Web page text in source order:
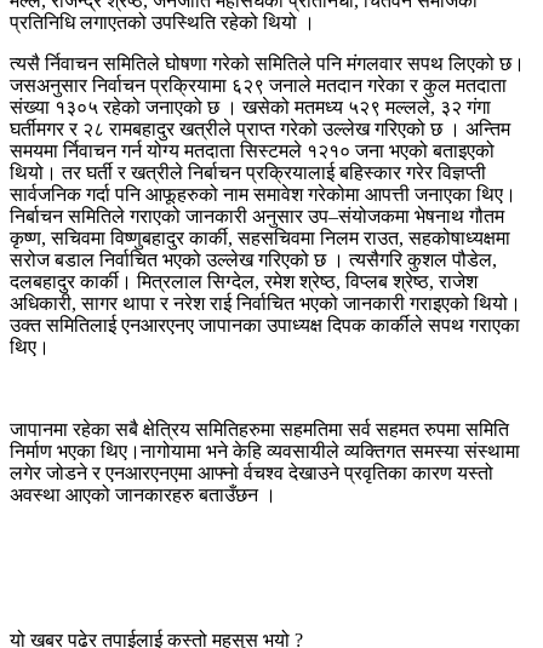
प्रतिनिधि लगाएतको उपस्थिति रहेको थियो ।
त्यसै र्निवाचन समितिले घोषणा गरेको समितिले पनि मंगलवार सपथ लिएको छ।
जसअनुसार निर्वाचन प्रक्रियामा ६२९ जनाले मतदान गरेका र कुल मतदाता
संख्या १३०५ रहेको जनाएको छ । खसेको मतमध्य ५२९ मल्लले, ३२ गंगा
घर्तीमगर र २८ रामबहादुर खत्रीले प्राप्त गरेको उल्लेख गरिएको छ । अन्तिम
समयमा र्निवाचन गर्न योग्य मतदाता सिस्टमले १२१० जना भएको बताइएको
थियो। तर घर्ती र खत्रीले निर्बाचन प्रक्रियालाई बहिस्कार गरेर विज्ञप्ती
सार्वजनिक गर्दा पनि आफूहरुको नाम समावेश गरेकोमा आपत्ती जनाएका थिए।
निर्बाचन समितिले गराएको जानकारी अनुसार उप–संयोजकमा भेषनाथ गौतम
कृष्ण, सचिवमा विष्णुबहादुर कार्की, सहसचिवमा निलम राउत, सहकोषाध्यक्षमा
सरोज बडाल निर्वाचित भएको उल्लेख गरिएको छ । त्यसैगरि कुशल पौडेल,
दलबहादुर कार्की। मित्रलाल सिग्देल, रमेश श्रेष्ठ, विप्लब श्रेष्ठ, राजेश
अधिकारी, सागर थापा र नरेश राई निर्वाचित भएको जानकारी गराइएको थियो।
उक्त समितिलाई एनआरएनए जापानका उपाध्यक्ष दिपक कार्कीले सपथ गराएका
थिए।
जापानमा रहेका सबै क्षेत्रिय समितिहरुमा सहमतिमा सर्व सहमत रुपमा समिति
निर्माण भएका थिए।नागोयामा भने केहि व्यवसायीले व्यक्तिगत समस्या संस्थामा
लगेर जोडने र एनआरएनएमा आफ्नो र्वचश्व देखाउने प्रवृतिका कारण यस्तो
अवस्था आएको जानकारहरु बताउँछन ।
यो खबर पढेर तपाईलाई कस्तो महसुस भयो ?